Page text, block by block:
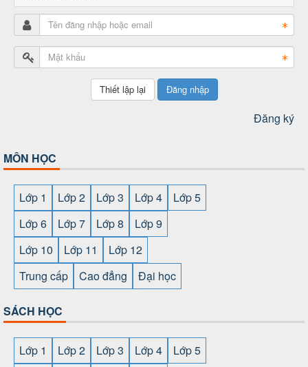
Đăng nhập
Đăng ký
MÔN HỌC
Lớp 1 Lớp 2 Lớp 3 Lớp 4
Lớp 5
Lớp 6
Lớp 7 Lớp 8
Lớp 9
Lớp 10
Lớp 11
Lớp 12
Trung cấp
Cao đẳng Đại học
SÁCH HỌC
Lớp 1 Lớp 2 Lớp 3 Lớp 4
Lớp 5